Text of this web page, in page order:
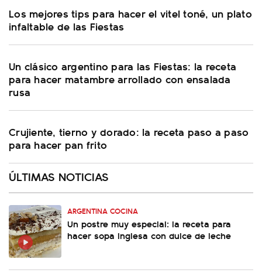
Los mejores tips para hacer el vitel toné, un plato
infaltable de las Fiestas
Un clásico argentino para las Fiestas: la receta
para hacer matambre arrollado con ensalada
rusa
Crujiente, tierno y dorado: la receta paso a paso
para hacer pan frito
ÚLTIMAS NOTICIAS
ARGENTINA COCINA
Un postre muy especial: la receta para
hacer sopa inglesa con dulce de leche